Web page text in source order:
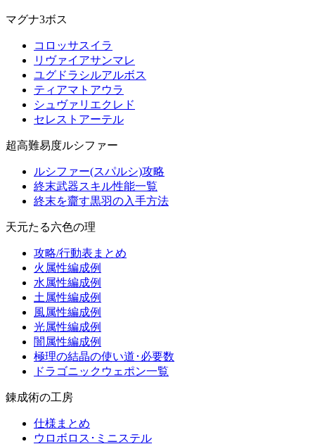
マグナ3ボス
コロッサスイラ
リヴァイアサンマレ
ユグドラシルアルボス
ティアマトアウラ
シュヴァリエクレド
セレストアーテル
超高難易度ルシファー
ルシファー(スパルシ)攻略
終末武器スキル性能一覧
終末を齎す黒羽の入手方法
天元たる六色の理
攻略/行動表まとめ
火属性編成例
水属性編成例
土属性編成例
風属性編成例
光属性編成例
闇属性編成例
極理の結晶の使い道･必要数
ドラゴニックウェポン一覧
錬成術の工房
仕様まとめ
ウロボロス･ミニステル